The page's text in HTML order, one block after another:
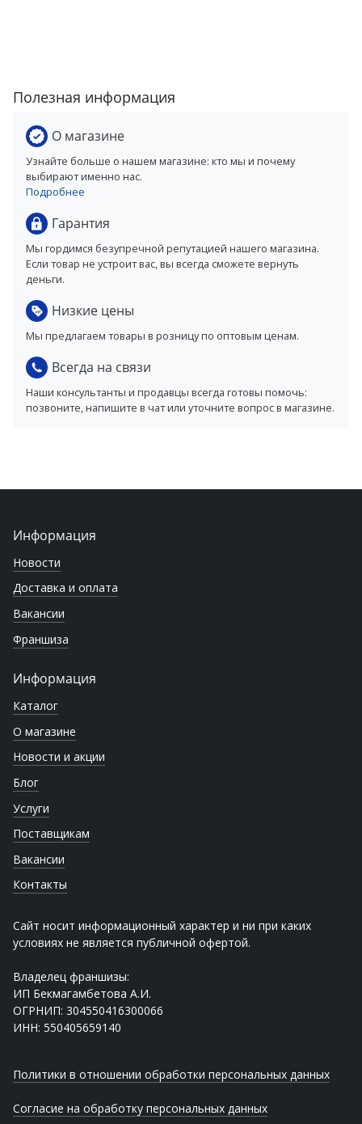
Полезная информация
О магазине
Узнайте больше о нашем магазине: кто мы и почему
выбирают именно нас.
Подробнее
Гарантия
Мы гордимся безупречной репутацией нашего магазина.
Если товар не устроит вас, вы всегда сможете вернуть
деньги.
Низкие цены
Мы предлагаем товары в розницу по оптовым ценам.
Всегда на связи
Наши консультанты и продавцы всегда готовы помочь:
позвоните, напишите в чат или уточните вопрос в магазине.
Информация
Новости
Доставка и оплата
Вакансии
Франшиза
Информация
Каталог
О магазине
Новости и акции
Блог
Услуги
Поставщикам
Вакансии
Контакты
Сайт носит информационный характер и ни при каких
условиях не является публичной офертой.
Владелец франшизы:
ИП Бекмагамбетова А.И.
ОГРНИП: 304550416300066
ИНН: 550405659140
Политики в отношении обработки персональных данных
Согласие на обработку персональных данных